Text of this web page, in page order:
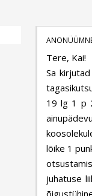
Tere, Kai!
Sa
19 lg 1 p
lõike 1
juhatuse